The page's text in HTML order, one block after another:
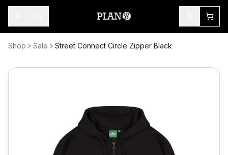
Shop Sale Street Connect Circle Zipper Black